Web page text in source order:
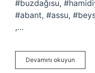
#buzdağısu,
#abant, #assu,
,…
Devamını okuyun
Su